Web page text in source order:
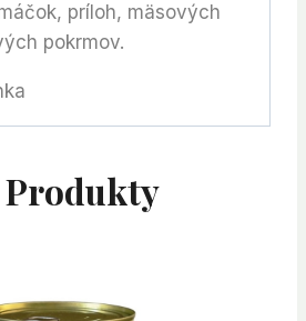
príloh, mäsových
pokrmov.
Produkty